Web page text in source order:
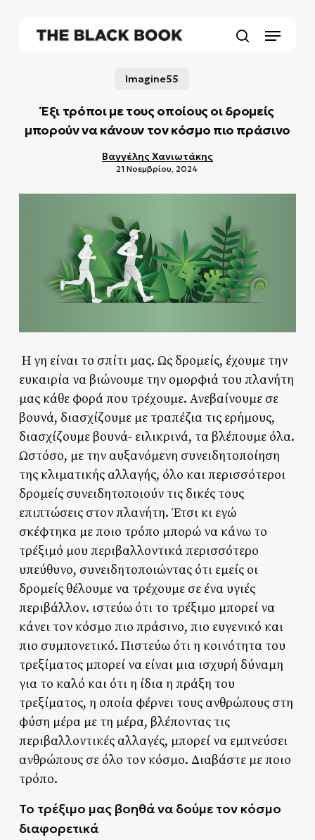
Menu
Imagine55
Έξι τρόποι με τους οποίους οι δρομείς
μπορούν να κάνουν τον κόσμο πιο πράσινο
Βαγγέλης Χανιωτάκης
21 Νοεμβρίου, 2024
Η γη είναι το σπίτι μας. Ως δρομείς, έχουμε την
ευκαιρία να βιώνουμε την ομορφιά του πλανήτη
μας κάθε φορά που τρέχουμε. Ανεβαίνουμε σε
βουνά, διασχίζουμε με τραπέζια τις ερήμους,
διασχίζουμε βουνά- ειλικρινά, τα βλέπουμε όλα.
Ωστόσο, με την αυξανόμενη συνειδητοποίηση
της κλιματικής αλλαγής, όλο και περισσότεροι
δρομείς συνειδητοποιούν τις δικές τους
επιπτώσεις στον πλανήτη. Έτσι κι εγώ
σκέφτηκα με ποιο τρόπο μπορώ να κάνω το
τρέξιμό μου περιβαλλοντικά περισσότερο
υπεύθυνο, συνειδητοποιώντας ότι εμείς οι
δρομείς θέλουμε να τρέχουμε σε ένα υγιές
περιβάλλον. ιστεύω ότι το τρέξιμο μπορεί να
κάνει τον κόσμο πιο πράσινο, πιο ευγενικό και
πιο συμπονετικό. Πιστεύω ότι η κοινότητα του
τρεξίματος μπορεί να είναι μια ισχυρή δύναμη
για το καλό και ότι η ίδια η πράξη του
τρεξίματος, η οποία φέρνει τους ανθρώπους στη
φύση μέρα με τη μέρα, βλέποντας τις
περιβαλλοντικές αλλαγές, μπορεί να εμπνεύσει
ανθρώπους σε όλο τον κόσμο. Διαβάστε με ποιο
τρόπο.
Το τρέξιμο μας βοηθά να δούμε τον κόσμο
διαφορετικά